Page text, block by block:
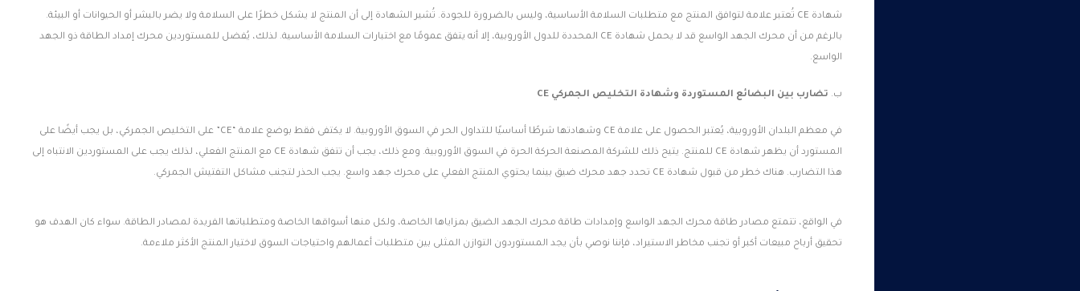
شهادة CE تُعتبر علامة لتوافق المنتج مع متطلبات السلامة الأساسية، وليس بالضرورة للجودة. تُشير الشهادة إلى أن المنتج لا يشكل خطرًا على السلامة ولا يضر بالبشر أو الحيوانات أو البيئة.
بالرغم من أن محرك الجهد الواسع قد لا يحمل شهادة CE المحددة للدول الأوروبية، إلا أنه يتفق عمومًا مع اختبارات السلامة الأساسية. لذلك، يُفضل للمستوردين محرك إمداد الطاقة ذو الجهد
الواسع.
ب. تضارب بين البضائع المستوردة وشهادة التخليص الجمركي CE
في معظم البلدان الأوروبية، يُعتبر الحصول على علامة CE وشهادتها شرطًا أساسيًا للتداول الحر في السوق الأوروبية. لا يكتفى فقط بوضع علامة “CE” على التخليص الجمركي، بل يجب أيضًا على
المستورد أن يظهر شهادة CE للمنتج. يتيح ذلك للشركة المصنعة الحركة الحرة في السوق الأوروبية. ومع ذلك، يجب أن تتفق شهادة CE مع المنتج الفعلي، لذلك يجب على المستوردين الانتباه إلى
هذا التضارب. هناك خطر من قبول شهادة CE تحدد جهد محرك ضيق بينما يحتوي المنتج الفعلي على محرك جهد واسع. يجب الحذر لتجنب مشاكل التفتيش الجمركي.
في الواقع، تتمتع مصادر طاقة محرك الجهد الواسع وإمدادات طاقة محرك الجهد الضيق بمزاياها الخاصة، ولكل منها أسواقها الخاصة ومتطلباتها الفريدة لمصادر الطاقة. سواء كان الهدف هو
تحقيق أرباح مبيعات أكبر أو تجنب مخاطر الاستيراد، فإننا نوصي بأن يجد المستوردون التوازن المثلى بين متطلبات أعمالهم واحتياجات السوق لاختيار المنتج الأكثر ملاءمة.